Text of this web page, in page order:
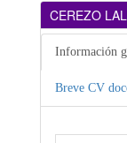
CEREZO
Información
Breve CV